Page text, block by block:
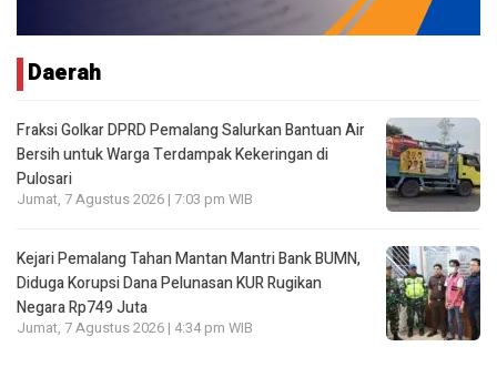
Daerah
Fraksi Golkar DPRD Pemalang Salurkan Bantuan Air
Bersih untuk Warga Terdampak Kekeringan di
Pulosari
Jumat, 7 Agustus 2026 | 7:03 pm WIB
Kejari Pemalang Tahan Mantan Mantri Bank BUMN,
Diduga Korupsi Dana Pelunasan KUR Rugikan
Negara Rp749 Juta
Jumat, 7 Agustus 2026 | 4:34 pm WIB